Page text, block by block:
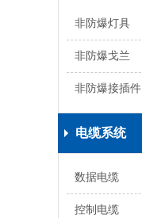
非防爆灯具
非防爆戈兰
非防爆接插件
电缆系统
数据电缆
控制电缆